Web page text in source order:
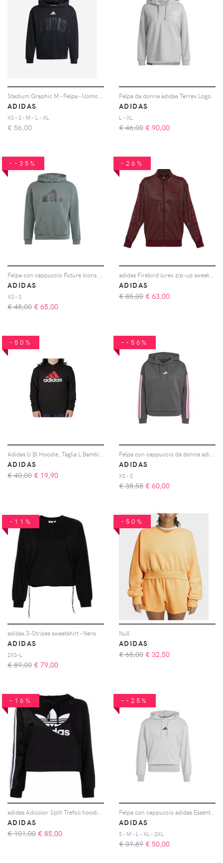
ADIDAS
XS - S - M - L - XL
€ 56,00
Felpa da donna adidas Terrex Logo
ADIDAS
L - XL
€ 46,00 € 90,00
--35%
ADIDAS
XS - S
€ 48,00 € 65,00
-26%
ADIDAS
€ 85,00 € 63,00
-50%
ADIDAS
€ 40,00 € 19,90
--56%
ADIDAS
XS - S
€ 38,58 € 60,00
-11%
adidas 3-Stripes sweatshirt - Nero
ADIDAS
2XS-L
€ 89,00 € 79,00
-50%
Null
ADIDAS
€ 65,00 € 32,50
-16%
ADIDAS
€ 101,00 € 85,00
--25%
ADIDAS
S - M - L - XL - 2XL
€ 39,89 € 50,00